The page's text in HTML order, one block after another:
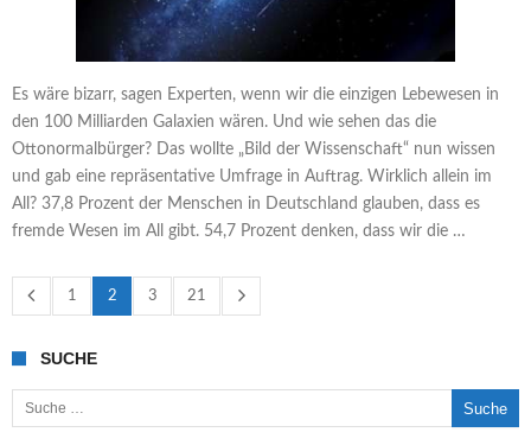
Es wäre bizarr, sagen Experten, wenn wir die einzigen Lebewesen in
den 100 Milliarden Galaxien wären. Und wie sehen das die
Ottonormalbürger? Das wollte „Bild der Wissenschaft“ nun wissen
und gab eine repräsentative Umfrage in Auftrag. Wirklich allein im
All? 37,8 Prozent der Menschen in Deutschland glauben, dass es
fremde Wesen im All gibt. 54,7 Prozent denken, dass wir die …
1 2 3 21
SUCHE
Suche nach: